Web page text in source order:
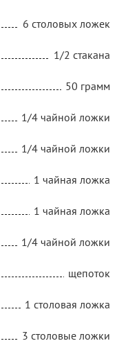
6 столовых ложек
1/2 стакана
50 грамм
1/4 чайной ложки
1/4 чайной ложки
1 чайная ложка
1 чайная ложка
1/4 чайной ложки
щепоток
1 столовая ложка
3 столовые ложки